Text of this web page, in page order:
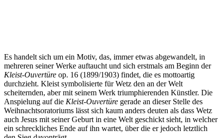
Es handelt sich um ein Motiv, das, immer etwas abgewandelt, in
mehreren seiner Werke auftaucht und sich erstmals am Beginn der
Kleist-Ouvertüre op. 16 (1899/1903) findet, die es mottoartig
durchzieht. Kleist symbolisierte für Wetz den an der Welt
scheiternden, aber mit seinem Werk triumphierenden Künstler. Die
Anspielung auf die Kleist-Ouvertüre gerade an dieser Stelle des
Weihnachtsoratoriums lässt sich kaum anders deuten als dass Wetz
auch Jesus mit seiner Geburt in eine Welt geschickt sieht, in welcher
ein schreckliches Ende auf ihn wartet, über die er jedoch letztlich